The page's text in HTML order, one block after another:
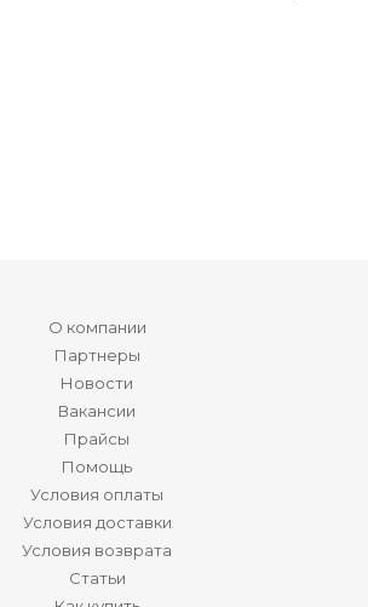
О компании
Партнеры
Новости
Вакансии
Прайсы
Помощь
Условия оплаты
Условия доставки
Условия возврата
Статьи